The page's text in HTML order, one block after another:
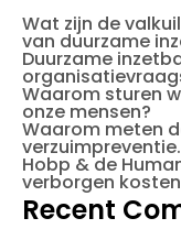
Wat zijn de
van duurzame
Duurzame
Waarom sturen
onze mensen?
Waarom meten
verzuimpreventie.
Hobp & de
verborgen
Recent